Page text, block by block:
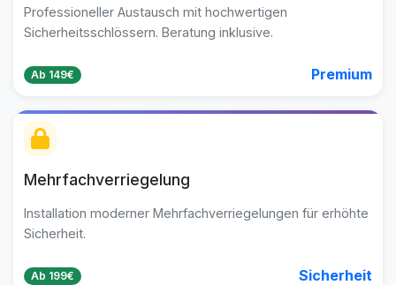
Professioneller Austausch mit hochwertigen
Sicherheitsschlössern. Beratung inklusive.
Ab 149€ Premium
Mehrfachverriegelung
Installation moderner Mehrfachverriegelungen für erhöhte
Sicherheit.
Ab 199€ Sicherheit